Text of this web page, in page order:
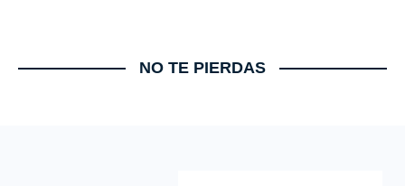
NO TE PIERDAS